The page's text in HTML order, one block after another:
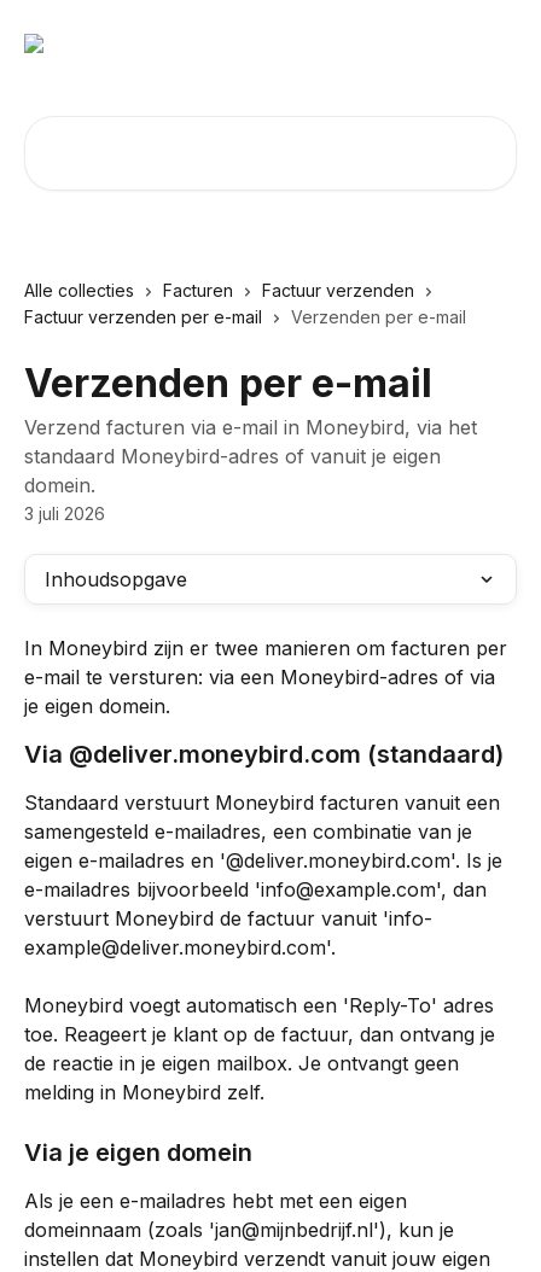
Alle collecties Facturen
Factuur verzenden
Factuur verzenden per e-mail
Verzenden per e-mail
Verzenden per e-mail
Verzend facturen via e-mail in Moneybird, via het
standaard Moneybird-adres of vanuit je eigen
domein.
3 juli 2026
Inhoudsopgave
In Moneybird zijn er twee manieren om facturen per
e-mail te versturen: via een Moneybird-adres of via
je eigen domein.
Via @deliver.moneybird.com (standaard)
Standaard verstuurt Moneybird facturen vanuit een
samengesteld e-mailadres, een combinatie van je
eigen e-mailadres en '@deliver.moneybird.com'. Is je
e-mailadres bijvoorbeeld 'info@example.com', dan
verstuurt Moneybird de factuur vanuit 'info-
example@deliver.moneybird.com'.
Moneybird voegt automatisch een 'Reply-To' adres
toe. Reageert je klant op de factuur, dan ontvang je
de reactie in je eigen mailbox. Je ontvangt geen
melding in Moneybird zelf.
Via je eigen domein
Als je een e-mailadres hebt met een eigen
domeinnaam (zoals 'jan@mijnbedrijf.nl'), kun je
instellen dat Moneybird verzendt vanuit jouw eigen